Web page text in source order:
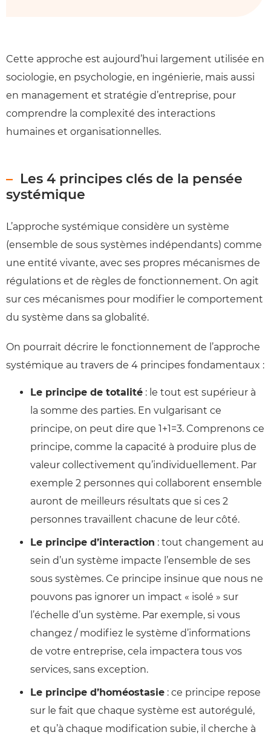
Cette approche est aujourd’hui largement utilisée en
sociologie, en psychologie, en ingénierie, mais aussi
en management et stratégie d’entreprise, pour
comprendre la complexité des interactions
humaines et organisationnelles.
Les 4 principes clés de la pensée
systémique
L’approche systémique considère un système
(ensemble de sous systèmes indépendants) comme
une entité vivante, avec ses propres mécanismes de
régulations et de règles de fonctionnement. On agit
sur ces mécanismes pour modifier le comportement
du système dans sa globalité.
On pourrait décrire le fonctionnement de l’approche
systémique au travers de 4 principes fondamentaux :
Le principe de totalité : le tout est supérieur à
la somme des parties. En vulgarisant ce
principe, on peut dire que 1+1=3. Comprenons ce
principe, comme la capacité à produire plus de
valeur collectivement qu’individuellement. Par
exemple 2 personnes qui collaborent ensemble
auront de meilleurs résultats que si ces 2
personnes travaillent chacune de leur côté.
Le principe d’interaction : tout changement au
sein d’un système impacte l’ensemble de ses
sous systèmes. Ce principe insinue que nous ne
pouvons pas ignorer un impact « isolé » sur
l’échelle d’un système. Par exemple, si vous
changez / modifiez le système d’informations
de votre entreprise, cela impactera tous vos
services, sans exception.
Le principe d’homéostasie : ce principe repose
sur le fait que chaque système est autorégulé,
et qu’à chaque modification subie, il cherche à